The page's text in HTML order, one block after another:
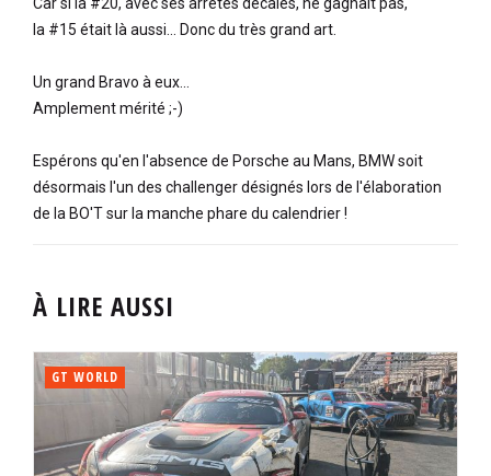
la #15 était là aussi... Donc du très grand art.
Un grand Bravo à eux...
Amplement mérité ;-)
Espérons qu'en l'absence de Porsche au Mans, BMW soit
désormais l'un des challenger désignés lors de l'élaboration
de la BO'T sur la manche phare du calendrier !
À LIRE AUSSI
GT WORLD